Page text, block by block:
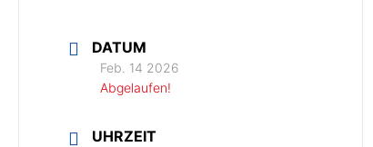
DATUM
Feb. 14 2026
Abgelaufen!
UHRZEIT